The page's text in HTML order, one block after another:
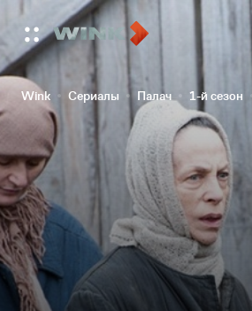
Wink Сериалы Палач 1-й сезон